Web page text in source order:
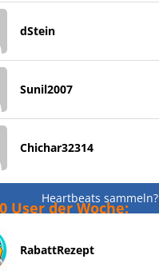
dStein
Sunil2007
Chichar32314
Heartbeats sammeln?
User der Woche:
RabattRezept